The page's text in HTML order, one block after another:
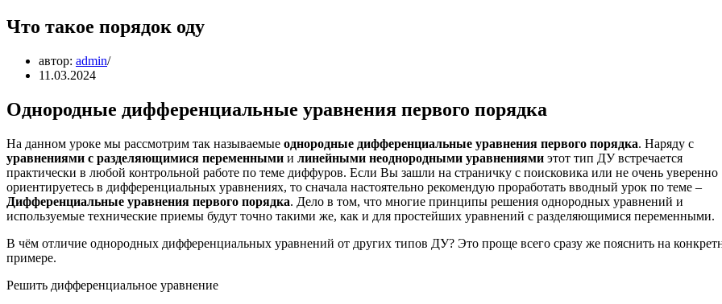
Что такое порядок оду
автор: admin
11.03.2024
Однородные дифференциальные уравнения первого порядка
На данном уроке мы рассмотрим так называемые однородные дифференциальные уравнения первого порядка. Наряду с
уравнениями с разделяющимися переменными и линейными неоднородными уравнениями этот тип ДУ встречается
практически в любой контрольной работе по теме диффуров. Если Вы зашли на страничку с поисковика или не очень уверенно
ориентируетесь в дифференциальных уравнениях, то сначала настоятельно рекомендую проработать вводный урок по теме –
Дифференциальные уравнения первого порядка. Дело в том, что многие принципы решения однородных уравнений и
используемые технические приемы будут точно такими же, как и для простейших уравнений с разделяющимися переменными.
В чём отличие однородных дифференциальных уравнений от других типов ДУ? Это проще всего сразу же пояснить на
примере.
Решить дифференциальное уравнение